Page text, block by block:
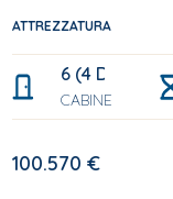
ATTREZZATURA
6 (4 Double
CABINE
100.570 €